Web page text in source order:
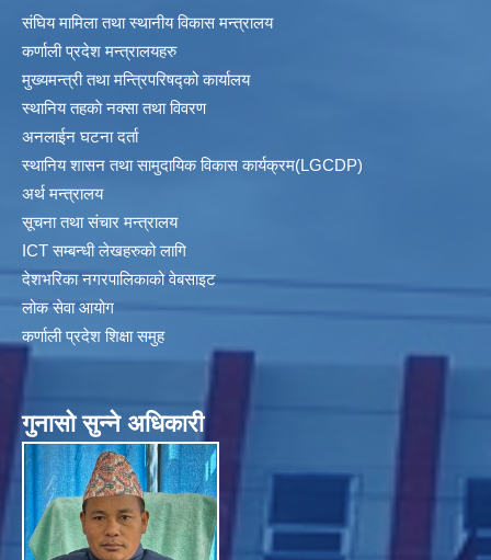
संघिय मामिला तथा स्थानीय विकास मन्त्रालय
कर्णाली प्रदेश मन्त्रालयहरु
मुख्यमन्त्री तथा मन्त्रिपरिषद्को कार्यालय
स्थानिय तहकाे नक्सा तथा विवरण
अनलाईन घटना दर्ता
स्थानिय शासन तथा सामुदायिक विकास कार्यक्रम(LGCDP)
अर्थ मन्त्रालय
सूचना तथा संचार मन्त्रालय
ICT सम्बन्धी लेखहरुको लागि
देशभरिका नगरपालिकाको वेबसाइट
लोक सेवा आयोग
कर्णाली प्रदेश शिक्षा समुह
गुनासाे सुन्ने अधिकारी